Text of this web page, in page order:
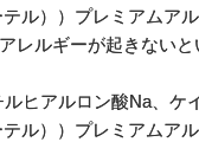
ル））プレミアムア
レルギーが起きないと
ヒアルロン酸Na、ケ
ル））プレミアムア